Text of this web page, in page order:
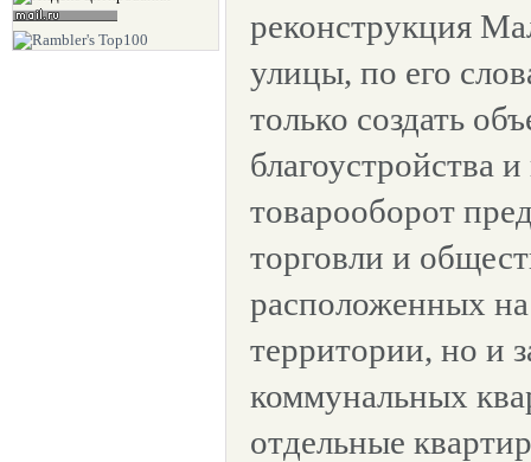
реконструкция
улицы, по его
только создать
благоустройства
товарооборот
торговли и
расположенных
территории, но и
коммунальных
отдельные